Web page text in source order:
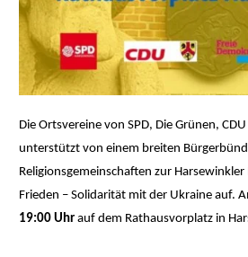
Die Ortsvereine von SPD, Die Grünen,
unterstützt von einem breiten
Religionsgemeinschaften zur
Frieden – Solidarität mit der Ukraine auf.
19:00 Uhr auf dem Rathausvorplatz in